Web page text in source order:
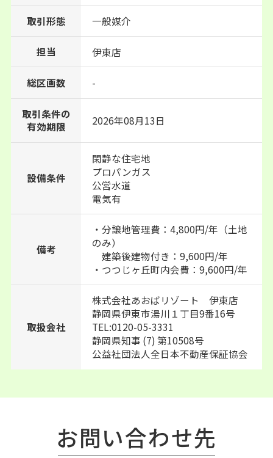
取引形態 一般媒介
担当 伊東店
総区画数 -
取引条件の
有効期限
2026年08月13日
設備条件
閑静な住宅地
プロパンガス
公営水道
電気有
備考
・分譲地管理費：4,800円/年（土地
のみ）
建築後建物付き：9,600円/年
・つつじヶ丘町内会費：9,600円/年
取扱会社
株式会社あおばリゾート 伊東店
静岡県伊東市湯川１丁目9番16号
TEL:0120-05-3331
静岡県知事 (7) 第10508号
公益社団法人全日本不動産保証協会
お問い合わせ先